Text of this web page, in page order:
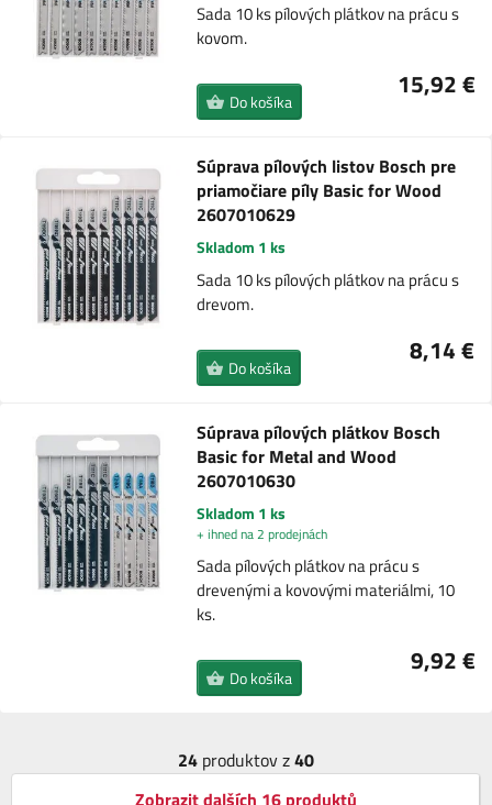
Sada 10 ks pílových plátkov na prácu s
kovom.
15,92 €
Do košíka
Súprava pílových listov Bosch pre
priamočiare píly Basic for Wood
2607010629
Skladom 1 ks
Sada 10 ks pílových plátkov na prácu s
drevom.
8,14 €
Do košíka
Súprava pílových plátkov Bosch
Basic for Metal and Wood
2607010630
Skladom 1 ks
+ ihned na 2 prodejnách
Sada pílových plátkov na prácu s
drevenými a kovovými materiálmi, 10
ks.
9,92 €
Do košíka
24 produktov z40